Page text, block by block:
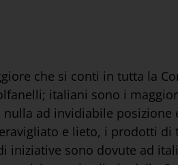
che si conti in tutta la
italiani sono i
ad invidiabile
e lieto, i prodotti di
iniziative sono dovute ad